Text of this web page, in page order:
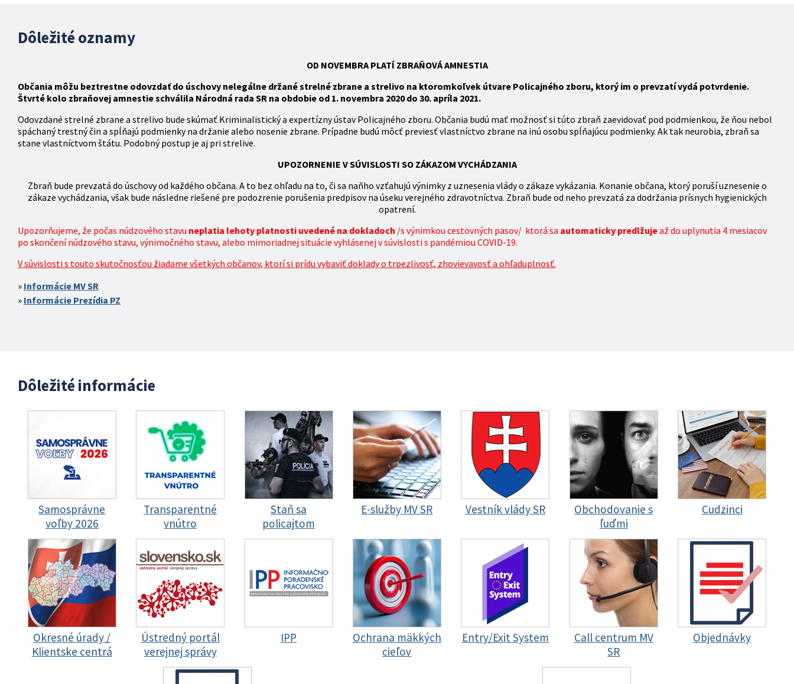
Dôležité oznamy
OD NOVEMBRA PLATÍ ZBRAŇOVÁAMNESTIA
Občania môžu beztrestne odovzdať do úschovy nelegálne držané strelné zbrane a strelivo na ktoromkoľvek útvare Policajného zboru, ktorý im o prevzatí vydá potvrdenie.
Štvrté kolo zbraňovej amnestie schválila Národná rada SR na obdobie od 1. novembra 2020 do 30. apríla 2021.
Odovzdané strelné zbrane a strelivo bude skúmať Kriminalistický a expertízny ústav Policajného zboru. Občania budú mať možnosť si túto zbraň zaevidovať pod podmienkou, že ňou nebol
spáchaný trestný čin a spĺňajú podmienky na držanie alebo nosenie zbrane. Prípadne budú môcť previesť vlastníctvo zbrane na inú osobu spĺňajúcu podmienky. Ak tak neurobia, zbraň sa
stane vlastníctvom štátu. Podobný postup je aj pri strelive.
UPOZORNENIE V SÚVISLOSTI SO ZÁKAZOM VYCHÁDZANIA
Zbraň bude prevzatá do úschovy od každého občana. A to bez ohľadu na to, či sa naňho vzťahujú výnimky z uznesenia vlády o zákaze vykázania. Konanie občana, ktorý poruší uznesenie o
zákaze vychádzania, však bude následne riešené pre podozrenie porušenia predpisov na úseku verejného zdravotníctva. Zbraň bude od neho prevzatá za dodržania prísnych hygienických
opatrení.
Upozorňujeme, že počas núdzového stavu neplatia lehoty platnosti uvedené na dokladoch /s výnimkou cestovných pasov/ ktorá sa automaticky predlžujeaž do uplynutia 4 mesiacov
po skončení núdzového stavu, výnimočného stavu, alebo mimoriadnej situácie vyhlásenej v súvislosti s pandémiou COVID-19.
V súvislosti s touto skutočnosťou žiadame všetkých občanov, ktorí si prídu vybaviť doklady o trpezlivosť, zhovievavosť a ohľaduplnosť.
Informácie MV SR
Informácie Prezídia PZ
Dôležité informácie
Samosprávne
voľby 2026
Transparentné
vnútro
Staň sa
policajtom
E-služby MV SR Vestník vlády SR
Obchodovanie s
ľuďmi
Cudzinci
Okresné úrady /
Klientske centrá
Ústredný portál
verejnej správy
IPP
Ochrana mäkkých
cieľov
Entry/Exit System
Call centrum MV
SR
Objednávky